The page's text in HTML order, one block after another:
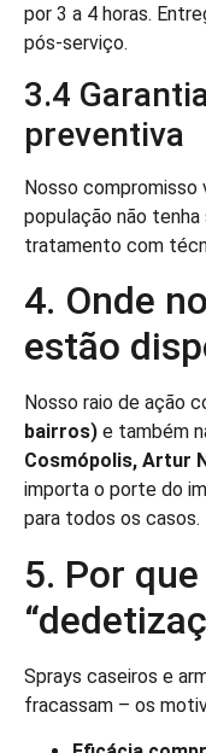
por 3 a 4 horas.
pós-serviço.
3.4
preventiva
Nosso compromisso
população não tenha
tratamento com
4. Onde
estão
Nosso raio de ação
bairros) e também
Cosmópolis, Artur
importa o porte do
para todos os casos.
5. Por
Sprays caseiros e
fracassam – os